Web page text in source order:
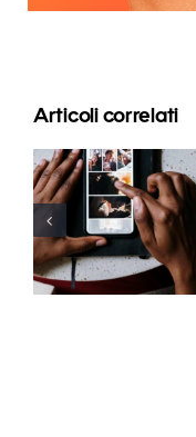
Articoli correlati
Le migliori
app per
animare
foto e
rendere